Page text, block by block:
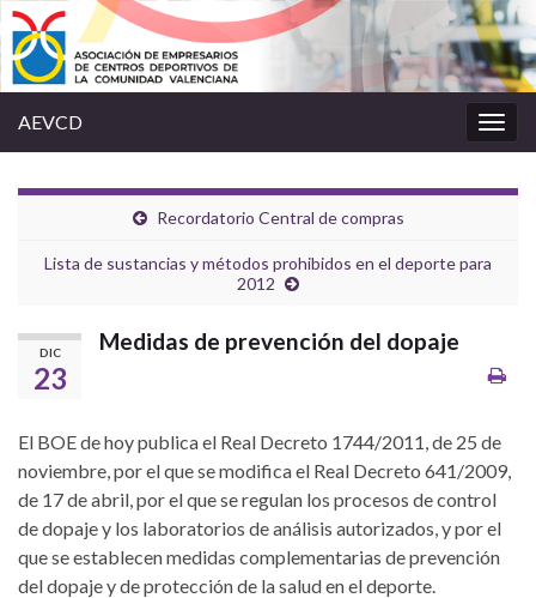
la
AEVCD
Recordatorio Central de compras
Lista de sustancias y métodos prohibidos en el deporte para
2012
DIC
23
Medidas de prevención del dopaje
El BOE de hoy publica el Real Decreto 1744/2011, de 25 de
noviembre, por el que se modifica el Real Decreto 641/2009,
de 17 de abril, por el que se regulan los procesos de control
de dopaje y los laboratorios de análisis autorizados, y por el
que se establecen medidas complementarias de prevención
del dopaje y de protección de la salud en el deporte.